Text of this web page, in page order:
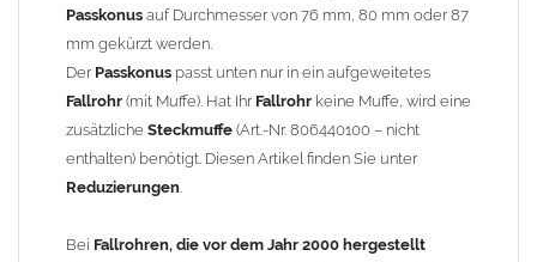
Bei allen Angaben von"Zink"handelt es sich um"Titanzink"
Titanzink ist eine Legierung aus Zink (99,995%) und
Spurenelementen von Titan und Kupfer. Durch die
Legierungsbestandteile ändern sich die Materialeigenschaften
und das Titanzinkblech kann dadurch verformt und gekantet
werden. Reines Zink würde beim Kanten brechen.
Kupferbauteile nicht mit Zink, Aluminium oder verzinkten
Passkonus auf Durchmesser von 76 mm, 80 mm oder 87
mm gekürzt werden.
Der Passkonus passt unten nur in ein aufgeweitetes
Fallrohr (mit Muffe). Hat Ihr Fallrohr keine Muffe, wird eine
zusätzliche Steckmuffe (Art.-Nr. 806440100 – nicht
enthalten) benötigt. Diesen Artikel finden Sie unter
Reduzierungen.
Bei Fallrohren, die vor dem Jahr 2000 hergestellt